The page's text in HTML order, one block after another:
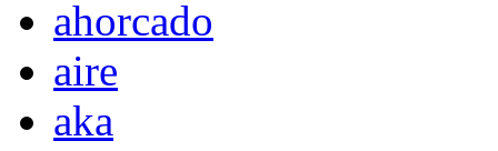
ahorcado
aire
aka